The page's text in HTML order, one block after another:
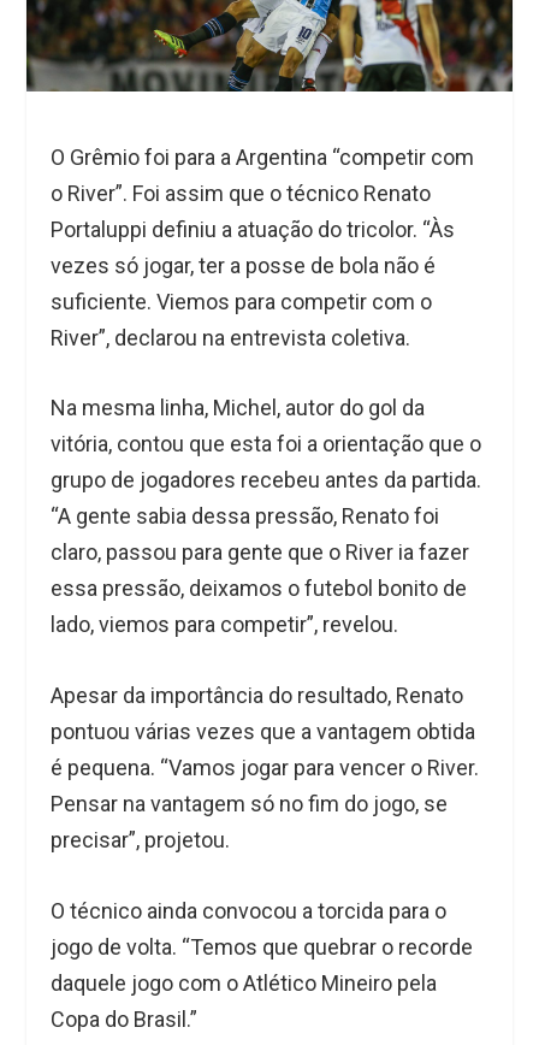
O Grêmio foi para a Argentina “competir com
o River”. Foi assim que o técnico Renato
Portaluppi definiu a atuação do tricolor. “Às
vezes só jogar, ter a posse de bola não é
suficiente. Viemos para competir com o
River”, declarou na entrevista coletiva.
Na mesma linha, Michel, autor do gol da
vitória, contou que esta foi a orientação que o
grupo de jogadores recebeu antes da partida.
“A gente sabia dessa pressão, Renato foi
claro, passou para gente que o River ia fazer
essa pressão, deixamos o futebol bonito de
lado, viemos para competir”, revelou.
Apesar da importância do resultado, Renato
pontuou várias vezes que a vantagem obtida
é pequena. “Vamos jogar para vencer o River.
Pensar na vantagem só no fim do jogo, se
precisar”, projetou.
O técnico ainda convocou a torcida para o
jogo de volta. “Temos que quebrar o recorde
daquele jogo com o Atlético Mineiro pela
Copa do Brasil.”